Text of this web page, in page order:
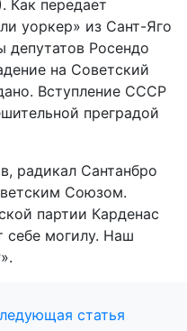
передает
уоркер» из Сант-Яго
депутатов Росендо
на Советский
Вступление СССР
преградой
радикал Сантанбро
Союзом.
партии Карденас
себе могилу. Наш
статья